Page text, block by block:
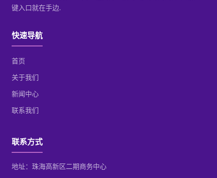
键入口就在手边.
快速导航
首页
关于我们
新闻中心
联系我们
联系方式
地址：珠海高新区二期商务中心